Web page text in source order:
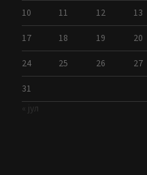
10 11 12 13
17 18 19 20
24 25 26 27
31
« јул